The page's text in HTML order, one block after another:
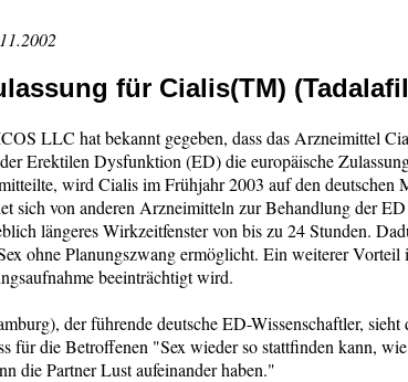
für Cialis(TM)
LLC hat bekannt gegeben, dass das Arzneimittel
Erektilen Dysfunktion (ED) die europäische
wird Cialis im Frühjahr 2003 auf den deutschen
sich von anderen Arzneimitteln zur Behandlung der ED
längeres Wirkzeitfenster von bis zu 24 Stunden.
ohne Planungszwang ermöglicht. Ein weiterer Vorteil
beeinträchtigt wird.
der führende deutsche ED-Wissenschaftler, sieht
für die Betroffenen "Sex wieder so stattfinden kann,
die Partner Lust aufeinander haben."